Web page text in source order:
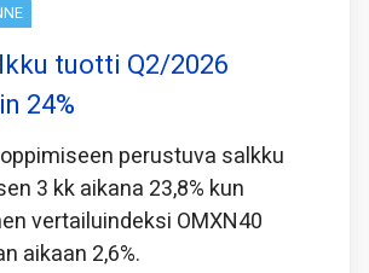
tuotti Q2/2026
24%
perustuva salkku
3 kk aikana 23,8% kun
vertailuindeksi OMXN40
aikaan 2,6%.